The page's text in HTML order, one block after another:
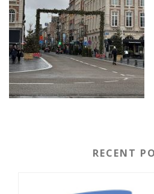
RECENT